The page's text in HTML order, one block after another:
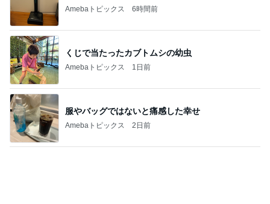
Amebaトピックス 6時間前
くじで当たったカブトムシの幼虫
Amebaトピックス 1日前
服やバッグではないと痛感した幸せ
Amebaトピックス 2日前